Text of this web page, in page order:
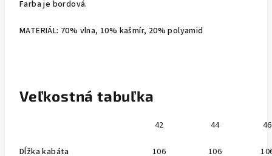
Farba je bordová.
MATERIÁL: 70% vlna, 10% kašmír, 20% polyamid
Veľkostná tabuľka
42 44 46
Dĺžka kabáta 106 106